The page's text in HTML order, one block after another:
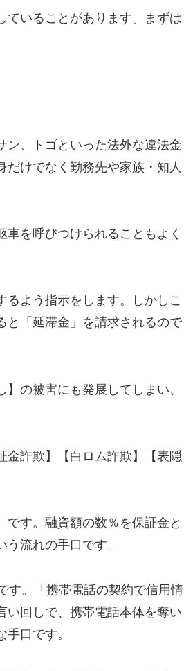
ていることがあります。まずは
ン、トゴといった法外な違法金
けでなく勤務先や家族・知人
を呼びつけられることもよく
るよう指示をします。しかしこ
と「延滞金」を請求されるので
の被害にも発展してしまい、
金詐欺】【白ロム詐欺】【表隠
す。融資額の数％を保証金と
流れの手口です。
す。「携帯電話の契約で信用情
い回しで、携帯電話本体を奪い
口です。